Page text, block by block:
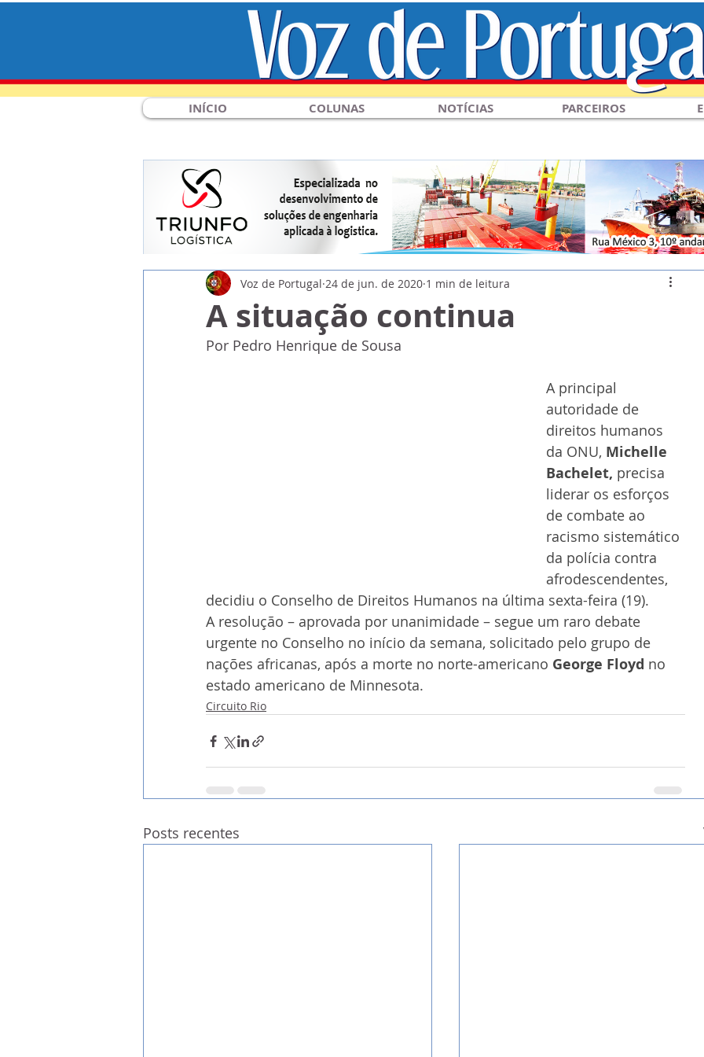
INÍCIO COLUNAS NOTÍCIAS PARCEIROS
A situação continua
Voz de Portugal 24 de jun. de 2020 1 min de leitura
Por Pedro Henrique de Sousa
A principal
autoridade de
direitos humanos
da ONU, Michelle
Bachelet, precisa
liderar os esforços
de combate ao
racismo sistemático
da polícia contra
afrodescendentes,
decidiu o Conselho de Direitos Humanos na última sexta-feira (19).
A resolução – aprovada por unanimidade – segue um raro debate
urgente no Conselho no início da semana, solicitado pelo grupo de
nações africanas, após a morte no norte-americano George Floyd no
estado americano de Minnesota.
Circuito Rio
Posts recentes